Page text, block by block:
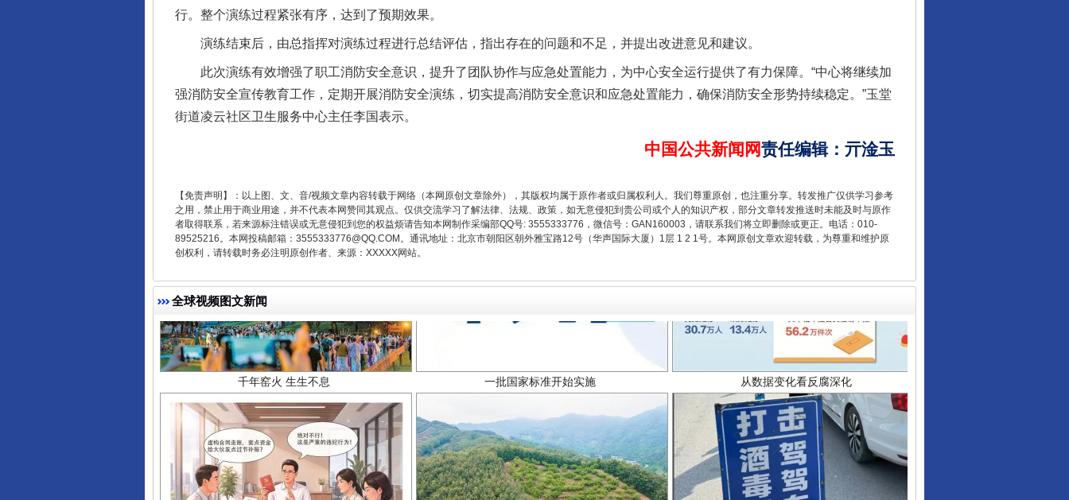
行。整个演练过程紧张有序，达到了预期效果。
演练结束后，由总指挥对演练过程进行总结评估，指出存在的问题和不足，并提出改进意见和建议。
此次演练有效增强了职工消防安全意识，提升了团队协作与应急处置能力，为中心安全运行提供了有力保障。“中心将继续加
强消防安全宣传教育工作，定期开展消防安全演练，切实提高消防安全意识和应急处置能力，确保消防安全形势持续稳定。”玉堂
街道凌云社区卫生服务中心主任李国表示。
中国公共新闻网责任编辑： 亓淦玉
【免责声明】：以上图、文、音/视频文章内容转载于网络（本网原创文章除外），其版权均属于原作者或归属权利人。我们尊重原创，也注重分享。转发推广仅供学习参考
之用，禁止用于商业用途，并不代表本网赞同其观点。仅供交流学习了解法律、法规、政策，如无意侵犯到贵公司或个人的知识产权，部分文章转发推送时未能及时与原作
者取得联系，若来源标注错误或无意侵犯到您的权益烦请告知本网制作采编部QQ号: 3555333776，微信号：GAN160003，请联系我们将立即删除或更正。电话：010-
89525216。本网投稿邮箱：3555333776@QQ.COM。通讯地址：北京市朝阳区朝外雅宝路12号（华声国际大厦）1层 1 2 1号。本网原创文章欢迎转载，为尊重和维护原
创权利，请转载时务必注明原创作者、来源：XXXXX网站。
全球视频图文新闻
东山县通报“牛蛙产品抗生素超标问题” 法徽映军营 权益有保障 让核能赋能千行百业
千年窑火 生生不息